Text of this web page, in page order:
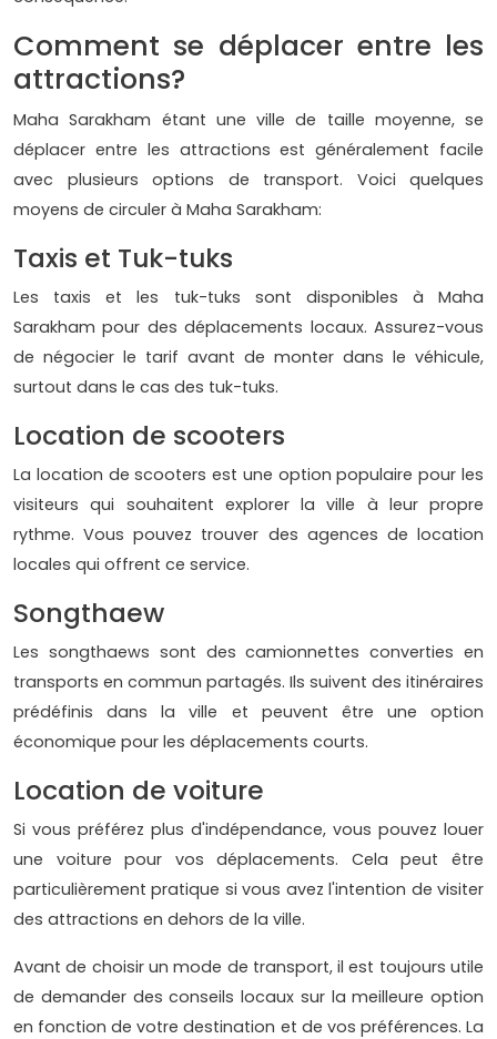
Comment se déplacer entre les
attractions?
Maha Sarakham étant une ville de taille moyenne, se
déplacer entre les attractions est généralement facile
avec plusieurs options de transport. Voici quelques
moyens de circuler à Maha Sarakham:
Taxis et Tuk-tuks
Les taxis et les tuk-tuks sont disponibles à Maha
Sarakham pour des déplacements locaux. Assurez-vous
de négocier le tarif avant de monter dans le véhicule,
surtout dans le cas des tuk-tuks.
Location de scooters
La location de scooters est une option populaire pour les
visiteurs qui souhaitent explorer la ville à leur propre
rythme. Vous pouvez trouver des agences de location
locales qui offrent ce service.
Songthaew
Les songthaews sont des camionnettes converties en
transports en commun partagés. Ils suivent des itinéraires
prédéfinis dans la ville et peuvent être une option
économique pour les déplacements courts.
Location de voiture
Si vous préférez plus d'indépendance, vous pouvez louer
une voiture pour vos déplacements. Cela peut être
particulièrement pratique si vous avez l'intention de visiter
des attractions en dehors de la ville.
Avant de choisir un mode de transport, il est toujours utile
de demander des conseils locaux sur la meilleure option
en fonction de votre destination et de vos préférences. La